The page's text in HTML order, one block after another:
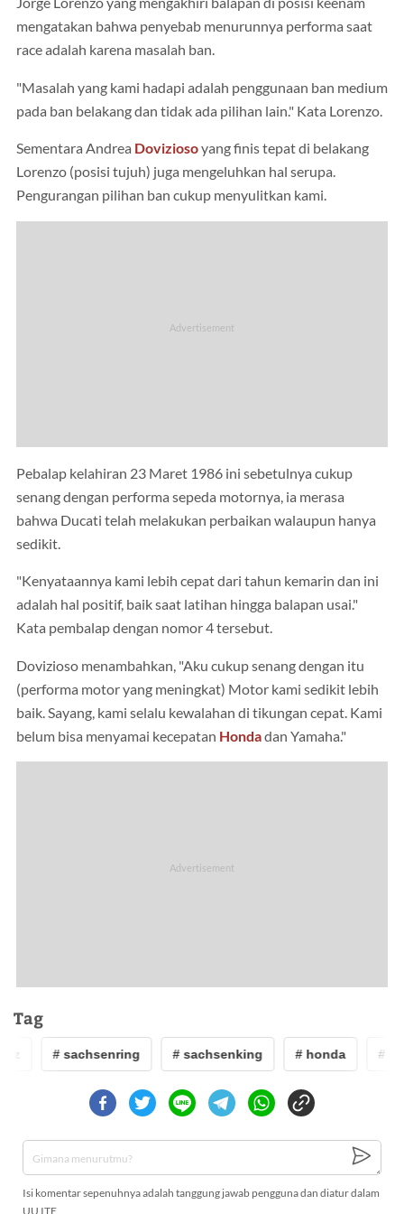
mengatakan bahwa penyebab menurunnya performa saat
race adalah karena masalah ban.
"Masalah yang kami hadapi adalah penggunaan ban medium
pada ban belakang dan tidak ada pilihan lain." Kata Lorenzo.
Sementara Andrea Doviziosoyang finis tepat di belakang
Lorenzo (posisi tujuh) juga mengeluhkan hal serupa.
Pengurangan pilihan ban cukup menyulitkan kami.
Pebalap kelahiran 23 Maret 1986 ini sebetulnya cukup
senang dengan performa sepeda motornya, ia merasa
bahwa Ducati telah melakukan perbaikan walaupun hanya
sedikit.
"Kenyataannya kami lebih cepat dari tahun kemarin dan ini
adalah hal positif, baik saat latihan hingga balapan usai."
Kata pembalap dengan nomor 4 tersebut.
Dovizioso menambahkan, "Aku cukup senang dengan itu
(performa motor yang meningkat) Motor kami sedikit lebih
baik. Sayang, kami selalu kewalahan di tikungan cepat. Kami
belum bisa menyamai kecepatan Hondadan Yamaha."
Tag
# sachsenring # sachsenking # honda #
Isi komentar sepenuhnya adalah tanggung jawab pengguna dan diatur dalam
UU ITE